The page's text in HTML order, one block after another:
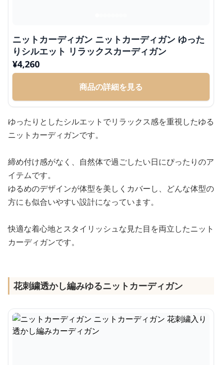
ニットカーディガン ニットカーディガン ゆった
りシルエット リラックスカーディガン
¥4,260
商品の詳細を見る
ゆったりとしたシルエットでリラックス感を重視したゆる
ニットカーディガンです。
締め付け感がなく、自然体で過ごしたい日にぴったりのア
イテムです。
ゆるめのデザインが体型を美しくカバーし、どんな体型の
方にも似合いやすい設計になっています。
快適な着心地とスタイリッシュな見た目を両立したニット
カーディガンです。
花刺繍透かし編みゆるニットカーディガン